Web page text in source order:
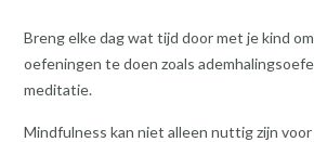
Breng elke dag wat tijd door met je kind
oefeningen te doen zoals
meditatie.
Mindfulness kan niet alleen nuttig zijn